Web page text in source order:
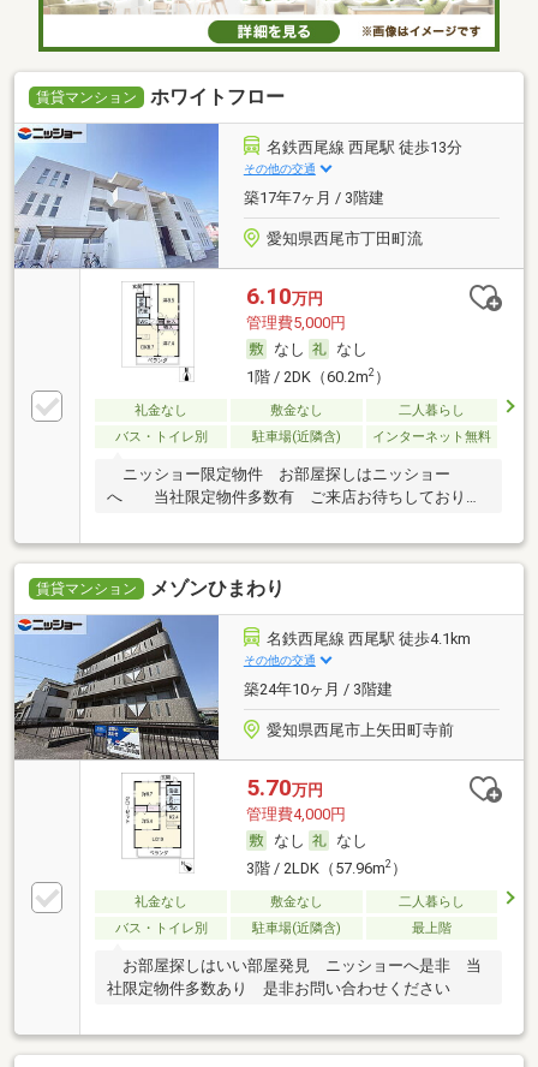
賃貸マンション ホワイトフロー
名鉄西尾線 西尾駅 徒歩13分
その他の交通
築17年7ヶ月 / 3階建
愛知県西尾市丁田町流
6.10万円
管理費5,000円
なし
なし
1階 / 2DK（60.2m2）
礼金なし 敷金なし
二人暮らし
バス・トイレ別
駐車場(近隣含) インターネット無料
ニッショー限定物件 お部屋探しはニッショー
へ 当社限定物件多数有 ご来店お待ちしておりま
賃貸マンション メゾンひまわり
名鉄西尾線 西尾駅 徒歩4.1km
その他の交通
築24年10ヶ月 / 3階建
愛知県西尾市上矢田町寺前
5.70万円
管理費4,000円
なし
なし
3階 / 2LDK（57.96m2）
礼金なし 敷金なし
二人暮らし
バス・トイレ別
駐車場(近隣含) 最上階
お部屋探しはいい部屋発見 ニッショーへ是非 当
社限定物件多数あり 是非お問い合わせください